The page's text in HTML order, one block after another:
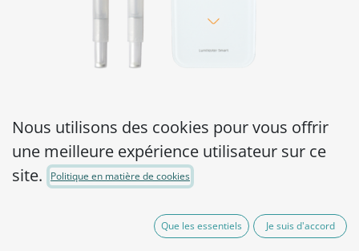
HyBundle Surface
Lumitester SMART +
LuciPac A3 Surface
1802655-L/XL
Nous utilisons des cookies pour vous offrir
une meilleure expérience utilisateur sur ce
site.
Politique en matière de cookies
Que les essentiels Je suis d'accord